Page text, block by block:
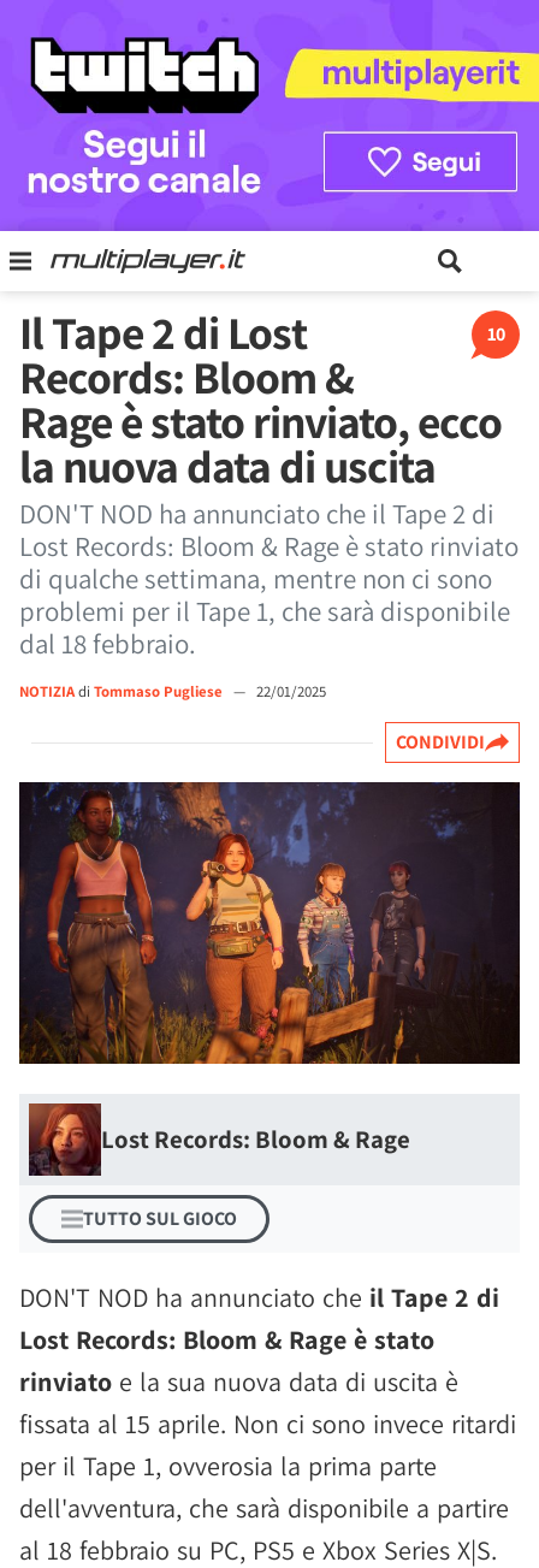
10
Il Tape 2 di Lost
Records: Bloom &
Rage è stato rinviato, ecco
la nuova data di uscita
DON'T NOD ha annunciato che il Tape 2 di
Lost Records: Bloom & Rage è stato rinviato
di qualche settimana, mentre non ci sono
problemi per il Tape 1, che sarà disponibile
dal 18 febbraio.
NOTIZIAdi Tommaso Pugliese — 22/01/2025
CONDIVIDI
Lost Records: Bloom & Rage
TUTTO SUL GIOCO
DON'T NOD ha annunciato che il Tape 2 di
Lost Records: Bloom & Rage è stato
rinviato e la sua nuova data di uscita è
fissata al 15 aprile. Non ci sono invece ritardi
per il Tape 1, ovverosia la prima parte
dell'avventura, che sarà disponibile a partire
al 18 febbraio su PC, PS5 e Xbox Series X|S.